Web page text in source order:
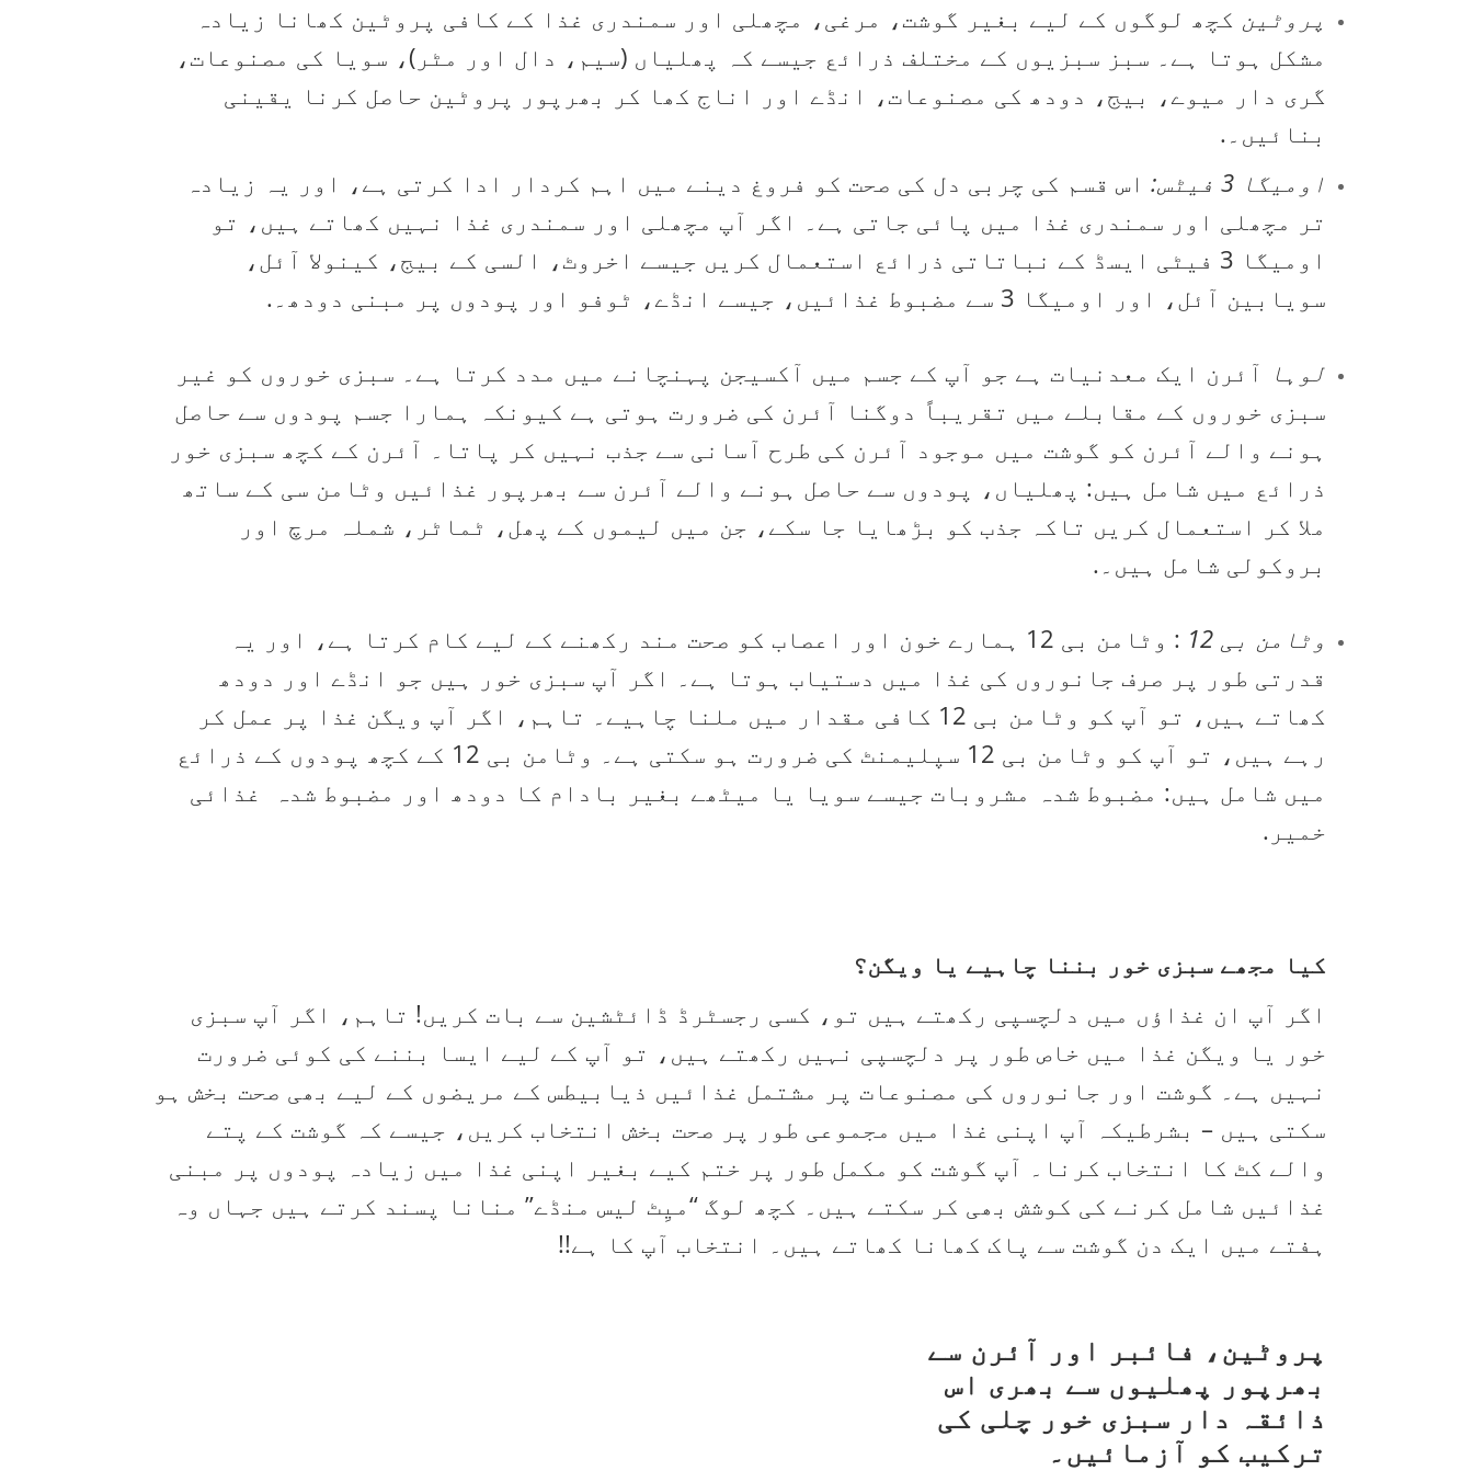
پروٹین کچھ لوگوں کے لیے بغیر گوشت، مرغی، مچھلی اور سمندری غذا کے کافی پروٹین کھانا زیادہ
مشکل ہوتا ہے۔ سبز سبزیوں کے مختلف ذرائع جیسے کہ پھلیاں (سیم، دال اور مٹر)، سویا کی مصنوعات،
گری دار میوے، بیج، دودھ کی مصنوعات، انڈے اور اناج کھا کر بھرپور پروٹین حاصل کرنا یقینی
بنائیں۔.
اومیگا 3 فیٹس:
اس قسم کی چربی دل کی صحت کو فروغ دینے میں اہم کردار ادا کرتی ہے، اور یہ زیادہ
تر مچھلی اور سمندری غذا میں پائی جاتی ہے۔ اگر آپ مچھلی اور سمندری غذا نہیں کھاتے ہیں، تو
اومیگا 3 فیٹی ایسڈ کے نباتاتی ذرائع استعمال کریں جیسے اخروٹ، السی کے بیج، کینولا آئل،
سویابین آئل، اور اومیگا 3 سے مضبوط غذائیں، جیسے انڈے، ٹوفو اور پودوں پر مبنی دودھ۔.
لوہا آئرن ایک معدنیات ہے جو آپ کے جسم میں آکسیجن پہنچانے میں مدد کرتا ہے۔ سبزی خوروں کو غیر
سبزی خوروں کے مقابلے میں تقریباً دوگنا آئرن کی ضرورت ہوتی ہے کیونکہ ہمارا جسم پودوں سے حاصل
ہونے والے آئرن کو گوشت میں موجود آئرن کی طرح آسانی سے جذب نہیں کر پاتا۔ آئرن کے کچھ سبزی خور
ذرائع میں شامل ہیں: پھلیاں، پودوں سے حاصل ہونے والے آئرن سے بھرپور غذائیں وٹامن سی کے ساتھ
ملا کر استعمال کریں تاکہ جذب کو بڑھایا جا سکے، جن میں لیموں کے پھل، ٹماٹر، شملہ مرچ اور
بروکولی شامل ہیں۔.
وٹامن بی 12
: وٹامن بی 12 ہمارے خون اور اعصاب کو صحت مند رکھنے کے لیے کام کرتا ہے، اور یہ
قدرتی طور پر صرف جانوروں کی غذا میں دستیاب ہوتا ہے۔ اگر آپ سبزی خور ہیں جو انڈے اور دودھ
کھاتے ہیں، تو آپ کو وٹامن بی 12 کافی مقدار میں ملنا چاہیے۔ تاہم، اگر آپ ویگن غذا پر عمل کر
رہے ہیں، تو آپ کو وٹامن بی 12 سپلیمنٹ کی ضرورت ہو سکتی ہے۔ وٹامن بی 12 کے کچھ پودوں کے ذرائع
میں شامل ہیں: مضبوط شدہ مشروبات جیسے سویا یا میٹھے بغیر بادام کا دودھ اور مضبوط شدہ
غذائی
خمیر.
کیا مجھے سبزی خور بننا چاہیے یا ویگن؟
اگر آپ ان غذاؤں میں دلچسپی رکھتے ہیں تو، کسی رجسٹرڈ ڈائٹشین سے بات کریں! تاہم، اگر آپ سبزی
خور یا ویگن غذا میں خاص طور پر دلچسپی نہیں رکھتے ہیں، تو آپ کے لیے ایسا بننے کی کوئی ضرورت
نہیں ہے۔ گوشت اور جانوروں کی مصنوعات پر مشتمل غذائیں ذیابیطس کے مریضوں کے لیے بھی صحت بخش ہو
سکتی ہیں – بشرطیکہ آپ اپنی غذا میں مجموعی طور پر صحت بخش انتخاب کریں، جیسے کہ گوشت کے پتے
والے کٹ کا انتخاب کرنا۔ آپ گوشت کو مکمل طور پر ختم کیے بغیر اپنی غذا میں زیادہ پودوں پر مبنی
غذائیں شامل کرنے کی کوشش بھی کر سکتے ہیں۔ کچھ لوگ “میِٹ لیس منڈے” منانا پسند کرتے ہیں جہاں وہ
ہفتے میں ایک دن گوشت سے پاک کھانا کھاتے ہیں۔ انتخاب آپ کا ہے!!
پروٹین، فائبر اور آئرن سے
بھرپور پھلیوں سے بھری اس
ذائقہ دار سبزی خور چلی کی
ترکیب کو آزمائیں۔